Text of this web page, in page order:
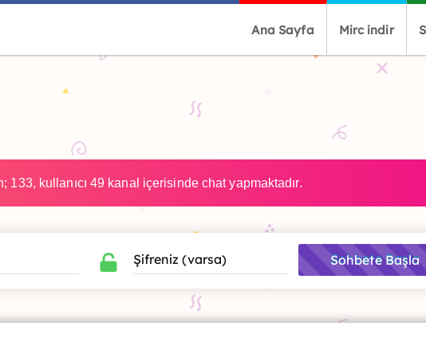
Ana Sayfa Mirc indir
kullanıcı 49 kanal içerisinde chat yapmaktadır.
Sohbete Başla